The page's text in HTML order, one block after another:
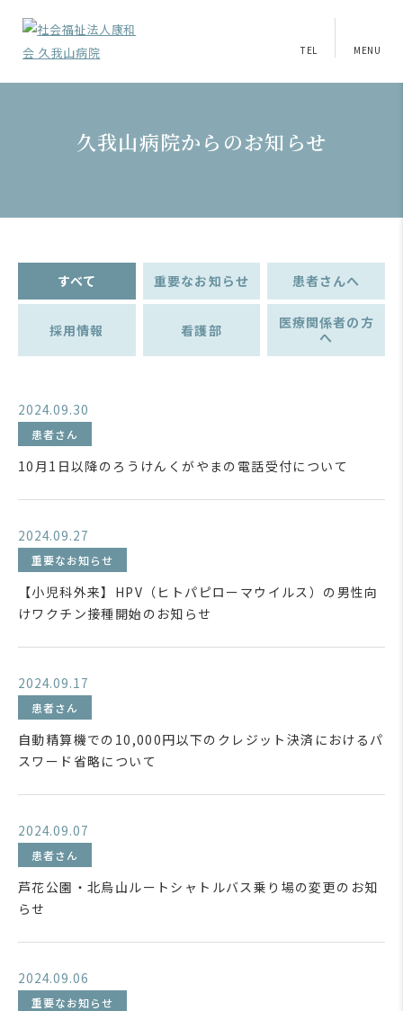
TEL MENU
久我山病院からのお知らせ
すべて 重要なお知らせ 患者さんへ
採用情報 看護部
医療関係者の方
へ
2024.09.30
患者さん
10月1日以降のろうけんくがやまの電話受付について
2024.09.27
重要なお知らせ
【小児科外来】HPV（ヒトパピローマウイルス）の男性向
けワクチン接種開始のお知らせ
2024.09.17
患者さん
自動精算機での10,000円以下のクレジット決済におけるパ
スワード省略について
2024.09.07
患者さん
芦花公園・北烏山ルートシャトルバス乗り場の変更のお知
らせ
2024.09.06
重要なお知らせ